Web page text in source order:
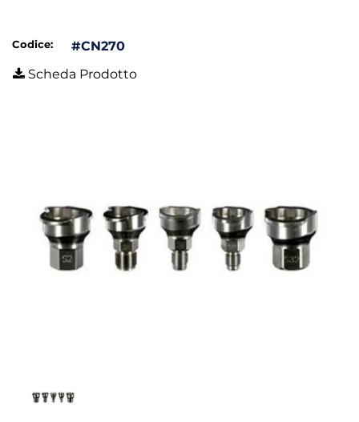
Codice:
#CN270
Scheda Prodotto